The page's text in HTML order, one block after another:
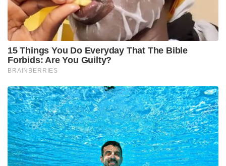
മദ്രസകളും അടച്ച് പൂട്ടിയത്. വരും ദിവസങ്ങളിലും
സമാന നടപടികൾ അനധികൃത മദ്രസകൾക്കെതിരെ
തുടരും.
Tags: madrasa utharakhand